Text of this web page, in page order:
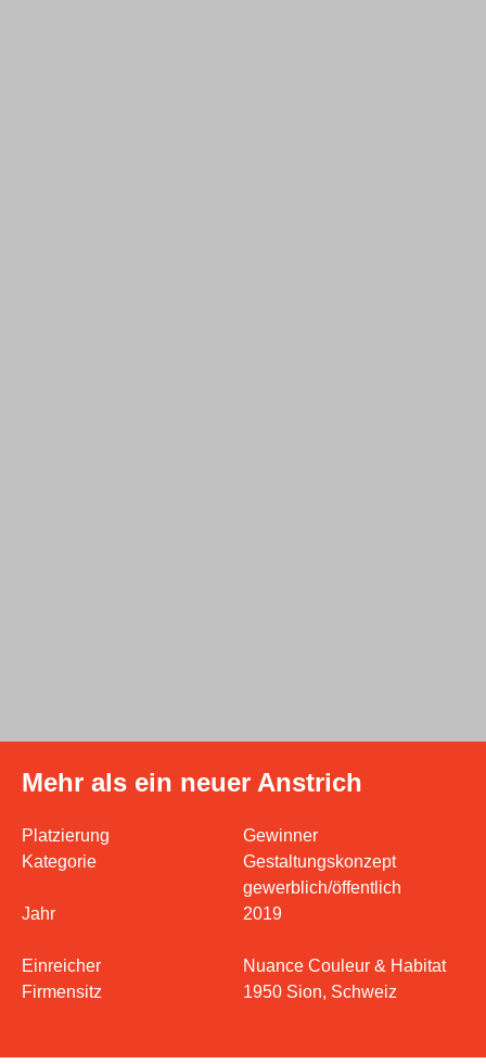
Mehr als ein neuer Anstrich
Platzierung
Gewinner
Kategorie
Gestaltungskonzept
gewerblich/öffentlich
Jahr
2019
Einreicher
Nuance Couleur & Habitat
Firmensitz
1950 Sion, Schweiz